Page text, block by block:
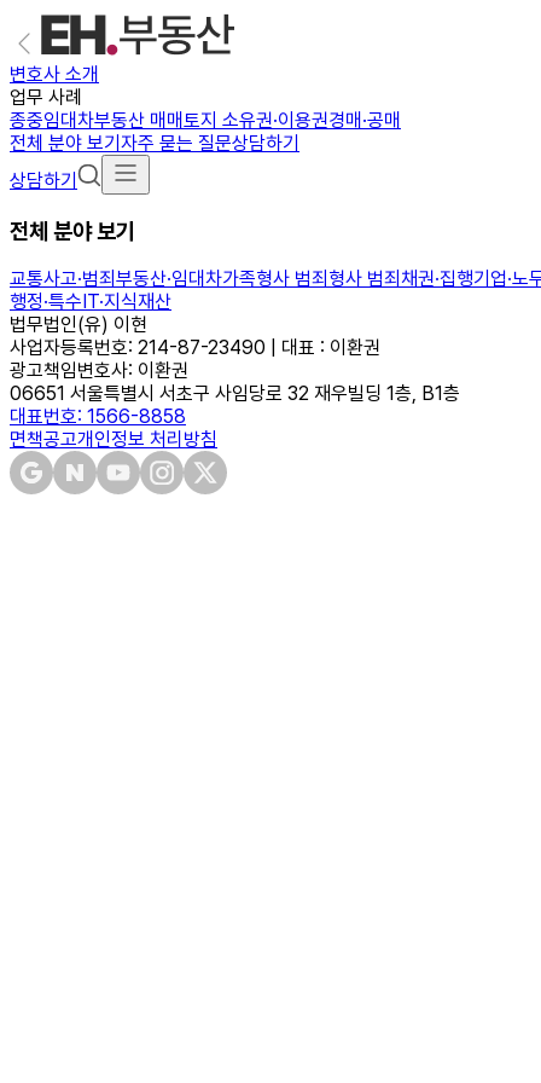
변호사 소개
업무 사례
종중임대차부동산 매매토지 소유권·이용권경매·공매
전체 분야 보기자주 묻는 질문상담하기
상담하기
전체 분야 보기
교통사고·범죄 부동산·임대차가족형사 범죄 형사 범죄 채권·집행기업·노
행정·특수 IT·지식재산
법무법인(유) 이현
사업자등록번호: 214-87-23490 | 대표 : 이환권
광고책임변호사: 이환권
06651 서울특별시 서초구 사임당로 32 재우빌딩 1층, B1층
대표번호: 1566-8858
면책공고개인정보 처리방침